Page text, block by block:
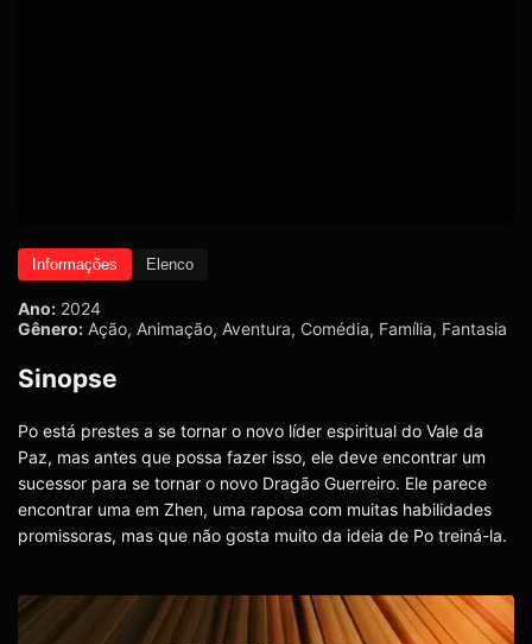
Informações Elenco
Ano: 2024
Gênero: Ação, Animação, Aventura, Comédia, Família, Fantasia
Sinopse
Po está prestes a se tornar o novo líder espiritual do Vale da
Paz, mas antes que possa fazer isso, ele deve encontrar um
sucessor para se tornar o novo Dragão Guerreiro. Ele parece
encontrar uma em Zhen, uma raposa com muitas habilidades
promissoras, mas que não gosta muito da ideia de Po treiná-la.